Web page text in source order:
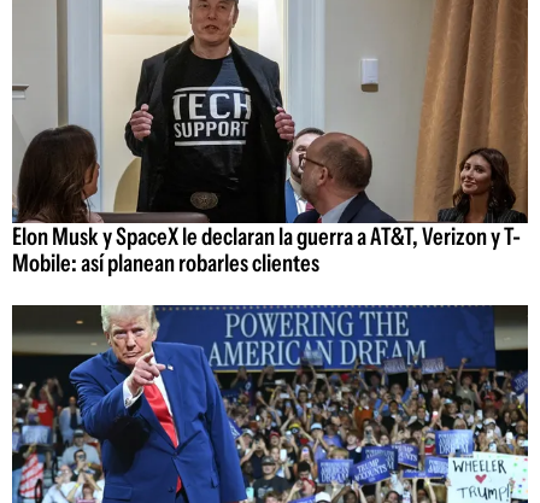
Elon Musk y SpaceX le declaran la guerra a AT&T, Verizon y T-
Mobile: así planean robarles clientes